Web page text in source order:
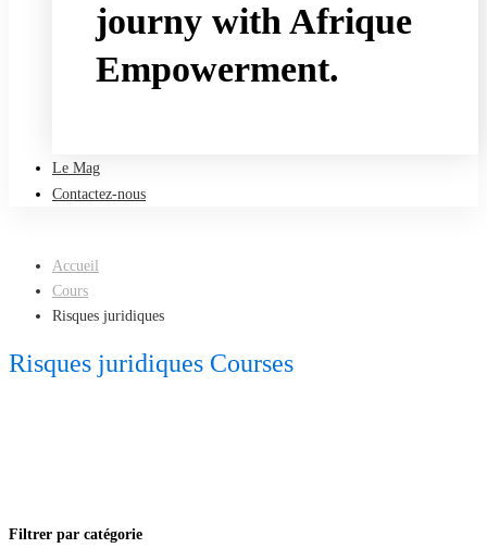
journy with Afrique
Empowerment.
Le Mag
Contactez-nous
Accueil
Cours
Risques juridiques
Risques juridiques Courses
Filtrer par catégorie